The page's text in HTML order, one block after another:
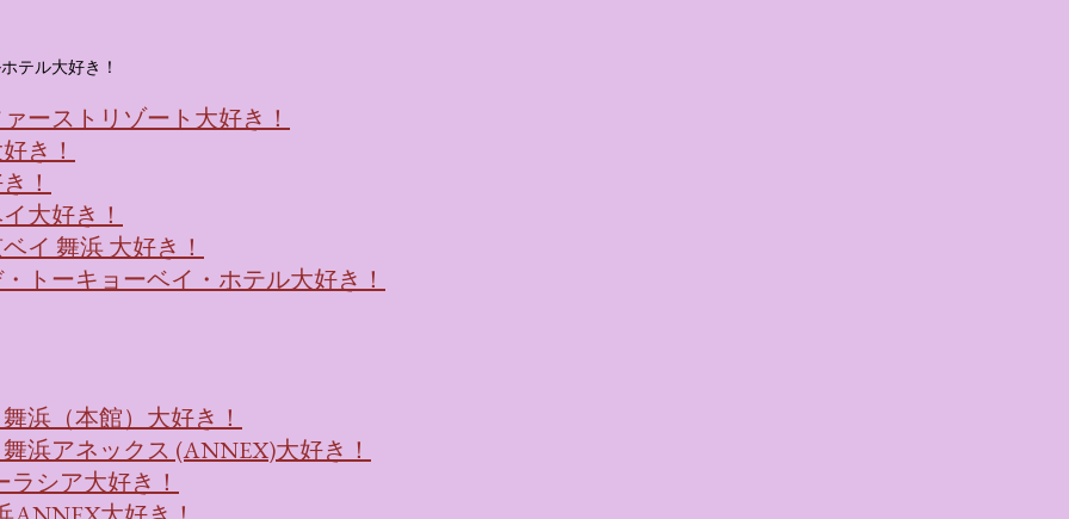
テル大好き！
ーストリゾート大好き！
き！
！
大好き！
イ 舞浜 大好き！
トーキョーベイ・ホテル大好き！
浜（本館）大好き！
浜アネックス (ANNEX)大好き！
シア大好き！